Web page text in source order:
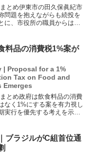
とめ伊東市の田久保眞紀市
問題を抱えながらも続投を
に、市役所の職員からは呆
いことを嘆いています。市
のための窓...
料品の消費税1%案が
| Proposal for a 1%
Tax on Food and
Emerges
とめ政府は飲食料品の消費
なく1%にする案を有力視し
実行を優先する考えを示し
半年程度で実施可能との判
いる...
ブラジルがC組首位通